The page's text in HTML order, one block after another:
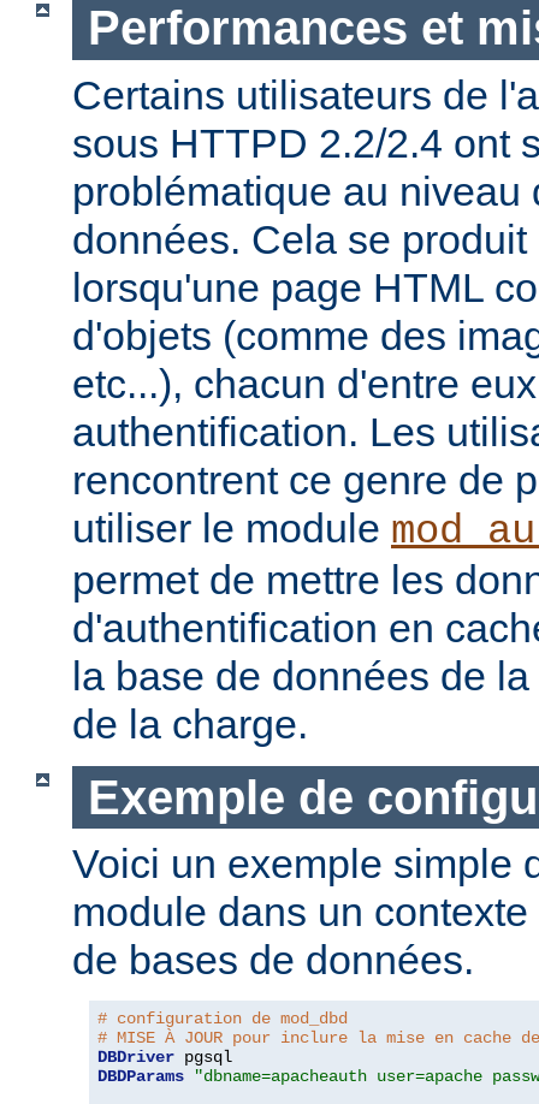
Performances et
Certains utilisateurs de
sous HTTPD 2.2/2.4 ont
problématique au niveau
données. Cela se
lorsqu'une page HTML
d'objets (comme des
etc...), chacun d'entre
authentification. Les
rencontrent ce genre de
utiliser le module
permet de mettre les
d'authentification en
la base de données de
de la charge.
Exemple de
Voici un exemple simple
module dans un
de bases de données.
# configuration de mod_dbd
# MISE À JOUR pour inclure la mise en
DBDriver
DBDParams
"dbname=apacheauth user=apache